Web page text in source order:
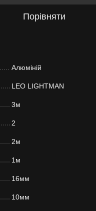
Порівняти
Алюміній
LEO LIGHTMAN
3м
2
2м
1м
16мм
10мм